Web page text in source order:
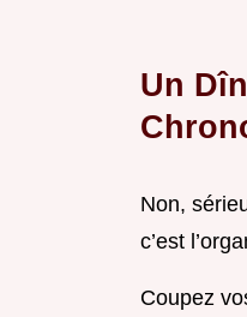
Un
Non,
c’est
Coupez